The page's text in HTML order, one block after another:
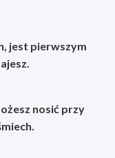
jest pierwszym
nosić przy